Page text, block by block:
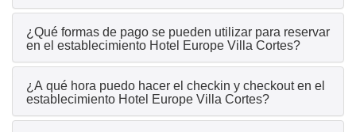
¿Qué formas de pago se pueden utilizar para reservar
en el establecimiento Hotel Europe Villa Cortes?
¿A qué hora puedo hacer el checkin y checkout en el
establecimiento Hotel Europe Villa Cortes?